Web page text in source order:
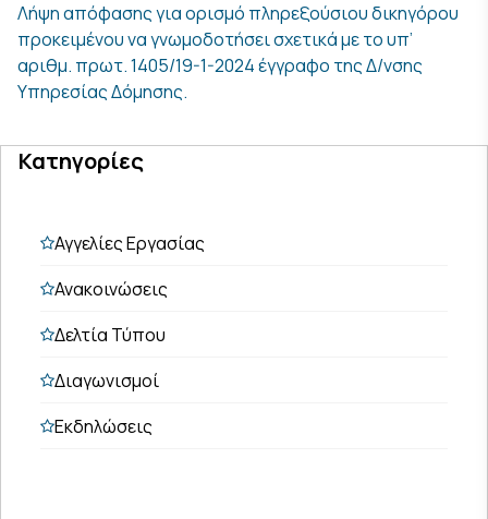
Λήψη απόφασης για ορισμό πληρεξούσιου δικηγόρου
προκειμένου να γνωμοδοτήσει σχετικά με το υπ’
αριθμ. πρωτ. 1405/19-1-2024 έγγραφο της Δ/νσης
Υπηρεσίας Δόμησης.
Κατηγορίες
Αγγελίες Εργασίας
Ανακοινώσεις
Δελτία Τύπου
Διαγωνισμοί
Εκδηλώσεις